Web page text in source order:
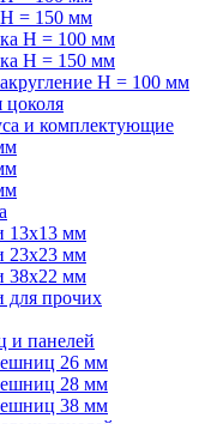
= 150 мм
H = 100 мм
H = 150 мм
H = 100 мм
цоколя
и комплектующие
13х13 мм
23х23 мм
38х22 мм
для прочих
и панелей
26 мм
28 мм
38 мм